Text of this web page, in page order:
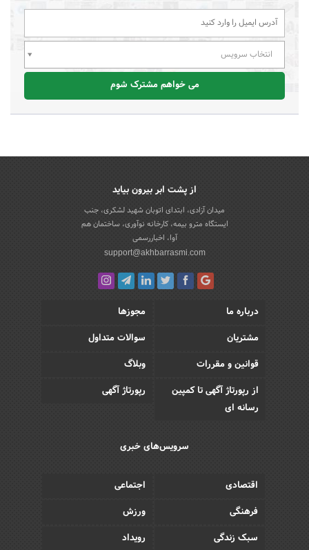
انتخاب سرویس
می خواهم مشترک شوم
از پشت ابر بیرون بیاید
میدان آزادی، ابتدای اتوبان شهید لشکری، جنب
ایستگاه مترو بیمه، کارخانه نوآوری، ساختمان هم
آوا، اخباررسمی
support@akhbarrasmi.com
درباره ما
مجوزها
مشتریان
سوالات متداول
قوانین و مقررات
وبلاگ
از رپورتاژ آگهی تا کمپین
رسانه ای
رپورتاژ آگهی
سرویس‌های خبری
اقتصادی
اجتماعی
فرهنگی
ورزش
سبک زندگی
رویداد